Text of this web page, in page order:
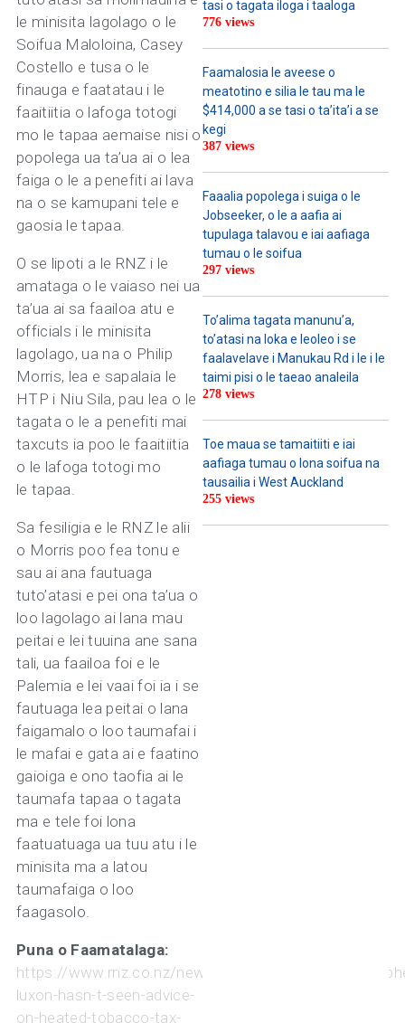
le minisita lagolago o le
Soifua Maloloina, Casey
Costello e tusa o le
finauga e faatatau i le
faaitiitia o lafoga totogi
mo le tapaa aemaise nisi o
popolega ua ta’ua ai o lea
faiga o le a penefiti ai lava
na o se kamupani tele e
gaosia le tapaa.
O se lipoti a le RNZ i le
amataga o le vaiaso nei ua
ta’ua ai sa faailoa atu e
officials i le minisita
lagolago, ua na o Philip
Morris, lea e sapalaia le
HTP i Niu Sila, pau lea o le
tagata o le a penefiti mai
taxcuts ia poo le faaitiitia
o le lafoga totogi mo
le tapaa.
Sa fesiligia e le RNZ le alii
o Morris poo fea tonu e
sau ai ana fautuaga
tuto’atasi e pei ona ta’ua o
loo lagolago ai lana mau
peitai e lei tuuina ane sana
tali, ua faailoa foi e le
Palemia e lei vaai foi ia i se
fautuaga lea peitai o lana
faigamalo o loo taumafai i
le mafai e gata ai e faatino
gaioiga e ono taofia ai le
taumafa tapaa o tagata
ma e tele foi lona
faatuatuaga ua tuu atu i le
minisita ma a latou
taumafaiga o loo
faagasolo.
Puna o Faamatalaga:
https://www.rnz.co.nz/news/political/529508/
luxon-hasn-t-seen-advice-
on-heated-tobacco-tax-
tasi o tagata iloga i taaloga
776 views
Faamalosia le aveese o
meatotino e silia le tau ma le
$414,000 a se tasi o ta’ita’i a se
kegi
387 views
Faaalia popolega i suiga o le
Jobseeker, o le a aafia ai
tupulaga talavou e iai aafiaga
tumau o le soifua
297 views
To’alima tagata manunu’a,
to’atasi na loka e leoleo i se
faalavelave i Manukau Rd i le i le
taimi pisi o le taeao analeila
278 views
Toe maua se tamaitiiti e iai
aafiaga tumau o lona soifua na
tausailia i West Auckland
255 views